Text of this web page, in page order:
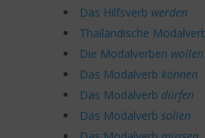
Das Hilfsverb werden
Thailändische
Die Modalverben wollen
Das Modalverb können
Das Modalverb dürfen
Das Modalverb sollen